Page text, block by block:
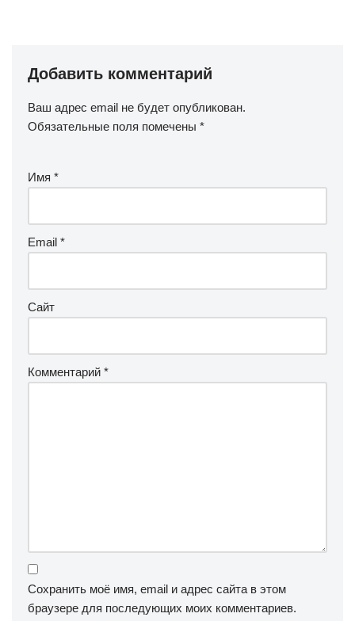
Добавить комментарий
Ваш адрес email не будет опубликован.
Обязательные поля помечены *
Имя *
Email *
Сайт
Комментарий *
Сохранить моё имя, email и адрес сайта в этом
браузере для последующих моих комментариев.